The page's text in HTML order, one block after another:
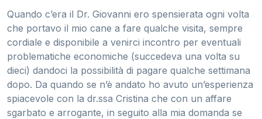
Quando c’era il Dr. Giovanni ero spensierata ogni volta
che portavo il mio cane a fare qualche visita, sempre
cordiale e disponibile a venirci incontro per eventuali
problematiche economiche (succedeva una volta su
dieci) dandoci la possibilità di pagare qualche settimana
dopo. Da quando se n’è andato ho avuto un’esperienza
spiacevole con la dr.ssa Cristina che con un affare
sgarbato e arrogante, in seguito alla mia domanda se